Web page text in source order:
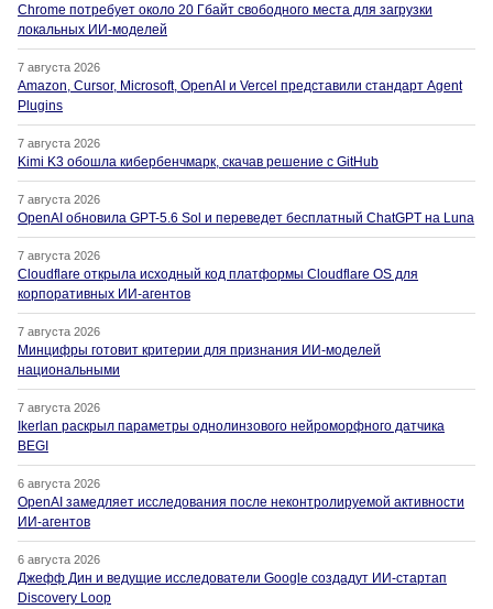
Chrome потребует около 20 Гбайт свободного места для загрузки
локальных ИИ-моделей
7 августа 2026
Amazon, Cursor, Microsoft, OpenAI и Vercel представили стандарт Agent
Plugins
7 августа 2026
Kimi K3 обошла кибербенчмарк, скачав решение с GitHub
7 августа 2026
OpenAI обновила GPT-5.6 Sol и переведет бесплатный ChatGPT на Luna
7 августа 2026
Cloudflare открыла исходный код платформы Cloudflare OS для
корпоративных ИИ-агентов
7 августа 2026
Минцифры готовит критерии для признания ИИ-моделей
национальными
7 августа 2026
Ikerlan раскрыл параметры однолинзового нейроморфного датчика
BEGI
6 августа 2026
OpenAI замедляет исследования после неконтролируемой активности
ИИ-агентов
6 августа 2026
Джефф Дин и ведущие исследователи Google создадут ИИ-стартап
Discovery Loop